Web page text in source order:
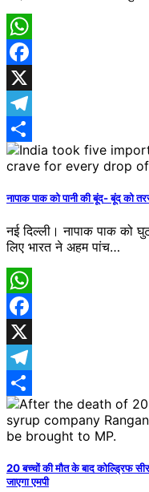
WhatsApp
Facebook
X
Telegram
Share
नापाक पाक को पानी की बूंद- बूंद को
नई दिल्ली। नापाक पाक को
लिए भारत ने अहम पांच…
WhatsApp
Facebook
X
Telegram
Share
20 बच्चों की मौत के बाद कोल्ड्रिफ
जाएगा एमपी